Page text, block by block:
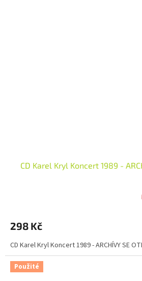
CD Karel Kryl Koncert 1989 -
298 Kč
CD Karel Kryl Koncert 1989 - ARCHÍVY SE
Použité